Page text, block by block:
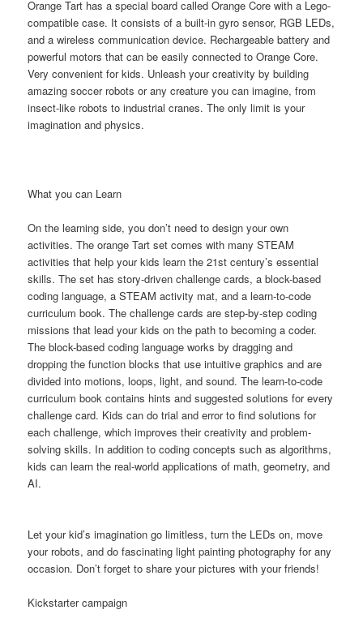
Orange Tart has a special board called Orange Core with a Lego-
compatible case. It consists of a built-in gyro sensor, RGB LEDs,
and a wireless communication device. Rechargeable battery and
powerful motors that can be easily connected to Orange Core.
Very convenient for kids. Unleash your creativity by building
amazing soccer robots or any creature you can imagine, from
insect-like robots to industrial cranes. The only limit is your
imagination and physics.
What you can Learn
On the learning side, you don’t need to design your own
activities. The orange Tart set comes with many STEAM
activities that help your kids learn the 21st century’s essential
skills. The set has story-driven challenge cards, a block-based
coding language, a STEAM activity mat, and a learn-to-code
curriculum book. The challenge cards are step-by-step coding
missions that lead your kids on the path to becoming a coder.
The block-based coding language works by dragging and
dropping the function blocks that use intuitive graphics and are
divided into motions, loops, light, and sound. The learn-to-code
curriculum book contains hints and suggested solutions for every
challenge card. Kids can do trial and error to find solutions for
each challenge, which improves their creativity and problem-
solving skills. In addition to coding concepts such as algorithms,
kids can learn the real-world applications of math, geometry, and
AI.
Let your kid’s imagination go limitless, turn the LEDs on, move
your robots, and do fascinating light painting photography for any
occasion. Don’t forget to share your pictures with your friends!
Kickstarter campaign